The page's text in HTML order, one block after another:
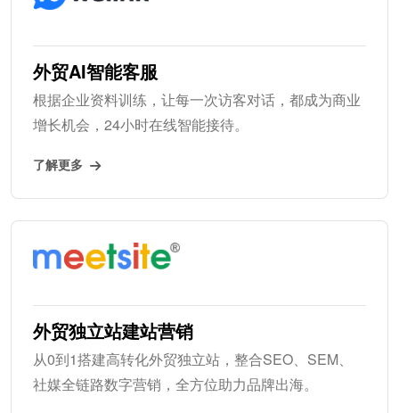
外贸AI智能客服
根据企业资料训练，让每一次访客对话，都成为商业
增长机会，24小时在线智能接待。
了解更多
外贸独立站建站营销
从0到1搭建高转化外贸独立站，整合SEO、SEM、
社媒全链路数字营销，全方位助力品牌出海。